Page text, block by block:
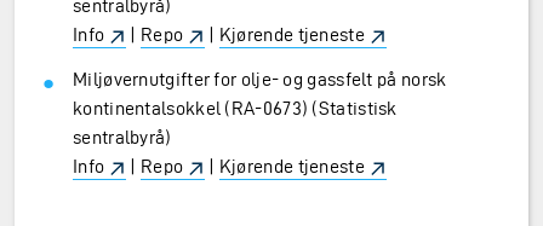
sentralbyrå)
Info
| Repo | Kjørende tjeneste
Miljøvernutgifter for olje- og gassfelt på norsk
kontinentalsokkel (RA-0673) (Statistisk
sentralbyrå)
Info
| Repo | Kjørende tjeneste